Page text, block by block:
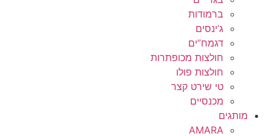
ברמודות
ג’ינסים
דגמח”ים
חולצות מכופתרות
חולצות פולו
טי שירט קצר
מכנסיים
מותגים
AMARA